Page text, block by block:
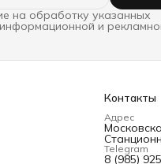
на обработку указанных
и
Контакты
Адрес
Telegram
8 (985)